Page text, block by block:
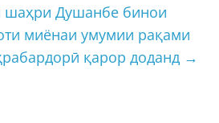
Душанбе бинои
миёнаи умумии рақами
қарор доданд →